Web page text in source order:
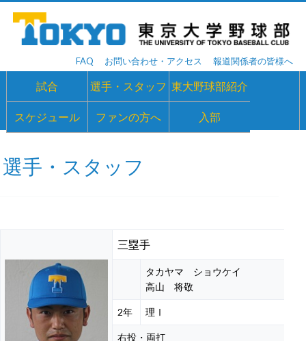
FAQ お問い合わせ・アクセス 報道関係者の皆様へ
試合 選手・スタッフ 東大野球部紹介
スケジュール ファンの方へ 入部
選手・スタッフ
三塁手
タカヤマ ショウケイ
高山 将敬
2年 理Ⅰ
右投・両打